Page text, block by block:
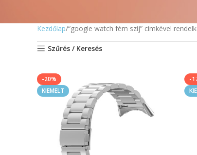
Kezdőlap “google watch fém szíj” címkével
Szűrés / Keresés
-20%
KIEMELT
-